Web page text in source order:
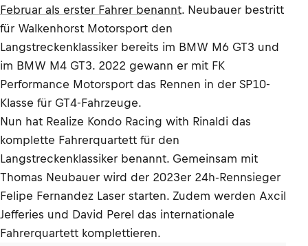
Februar als erster Fahrer benannt. Neubauer bestritt
für Walkenhorst Motorsport den
Langstreckenklassiker bereits im BMW M6 GT3 und
im BMW M4 GT3. 2022 gewann er mit FK
Performance Motorsport das Rennen in der SP10-
Klasse für GT4-Fahrzeuge.
Nun hat Realize Kondo Racing with Rinaldi das
komplette Fahrerquartett für den
Langstreckenklassiker benannt. Gemeinsam mit
Thomas Neubauer wird der 2023er 24h-Rennsieger
Felipe Fernandez Laser starten. Zudem werden Axcil
Jefferies und David Perel das internationale
Fahrerquartett komplettieren.